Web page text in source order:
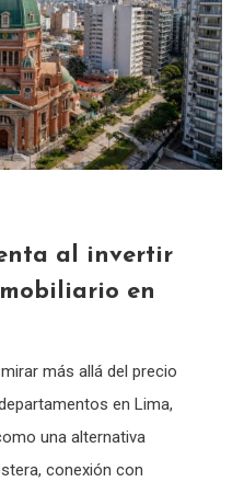
al invertir
en
más allá del precio
en Lima,
una alternativa
conexión con